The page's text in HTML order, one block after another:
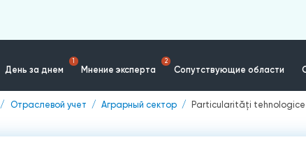
День за днем
1
Мнение эксперта
2
Сопутствующие области
Отраслевой учет Аграрный сектор Particularități